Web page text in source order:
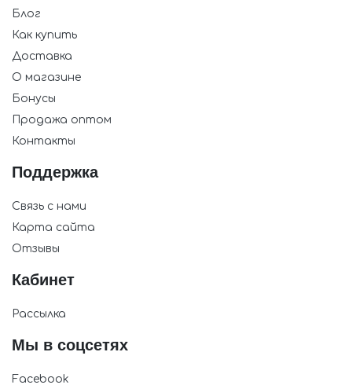
Блог
Как купить
Доставка
О магазине
Бонусы
Продажа оптом
Контакты
Поддержка
Связь с нами
Карта сайта
Отзывы
Кабинет
Рассылка
Мы в соцсетях
Facebook